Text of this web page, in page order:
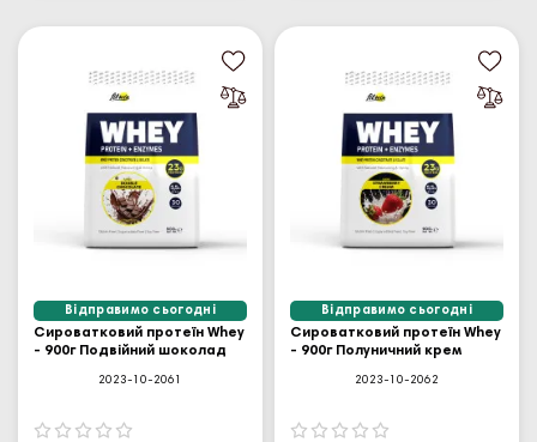
Відправимо сьогодні
Сироватковий протеїн Whey
- 900г Подвійний шоколад
2023-10-2061
Відправимо сьогодні
Сироватковий протеїн Whey
- 900г Полуничний крем
2023-10-2062